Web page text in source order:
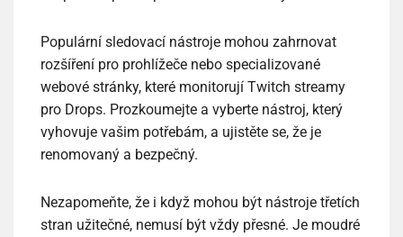
Populární sledovací nástroje mohou zahrnovat
rozšíření pro prohlížeče nebo specializované
webové stránky, které monitorují Twitch streamy
pro Drops. Prozkoumejte a vyberte nástroj, který
vyhovuje vašim potřebám, a ujistěte se, že je
renomovaný a bezpečný.
Nezapomeňte, že i když mohou být nástroje třetích
stran užitečné, nemusí být vždy přesné. Je moudré